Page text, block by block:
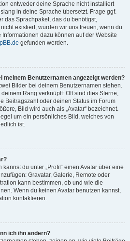
entweder deine Sprache nicht installiert
in deine Sprache übersetzt. Frage ggf.
das Sprachpaket, das du benötigst,
existiert, würden wir uns freuen, wenn du
dazu können auf der Website
gefunden werden.
meinem Benutzernamen angezeigt werden?
Bilder bei deinem Benutzernamen stehen.
Rang verknüpft: Oft sind dies Sterne,
Beitragszahl oder deinen Status im Forum
Bild wird auch als „Avatar“ bezeichnet.
um ein persönliches Bild, welches von
ist.
du unter „Profil“ einen Avatar über eine
Gravatar, Galerie, Remote oder
kann bestimmen, ob und wie die
Wenn du keinen Avatar benutzen kannst,
kontaktieren.
ich ihn ändern?